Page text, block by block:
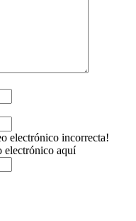
electrónico incorrecta!
electrónico aquí